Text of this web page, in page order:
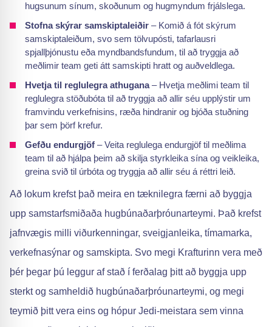
hugsunum sínum, skoðunum og hugmyndum frjálslega.
Stofna skýrar samskiptaleiðir – Komið á fót skýrum
samskiptaleiðum, svo sem tölvupósti, tafarlausri
spjallþjónustu eða myndbandsfundum, til að tryggja að
meðlimir team geti átt samskipti hratt og auðveldlega.
Hvetja til reglulegra athugana– Hvetja meðlimi team til
reglulegra stöðubóta til að tryggja að allir séu upplýstir um
framvindu verkefnisins, ræða hindranir og bjóða stuðning
þar sem þörf krefur.
Gefðu endurgjöf – Veita reglulega endurgjöf til meðlima
team til að hjálpa þeim að skilja styrkleika sína og veikleika,
greina svið til úrbóta og tryggja að allir séu á réttri leið.
Að lokum krefst það meira en tæknilegra færni að byggja
upp samstarfsmiðaða hugbúnaðarþróunarteymi. Það krefst
jafnvægis milli viðurkenningar, sveigjanleika, tímamarka,
verkefnasýnar og samskipta. Svo megi Krafturinn vera með
þér þegar þú leggur af stað í ferðalag þitt að byggja upp
sterkt og samheldið hugbúnaðarþróunarteymi, og megi
teymið þitt vera eins og hópur Jedi-meistara sem vinna